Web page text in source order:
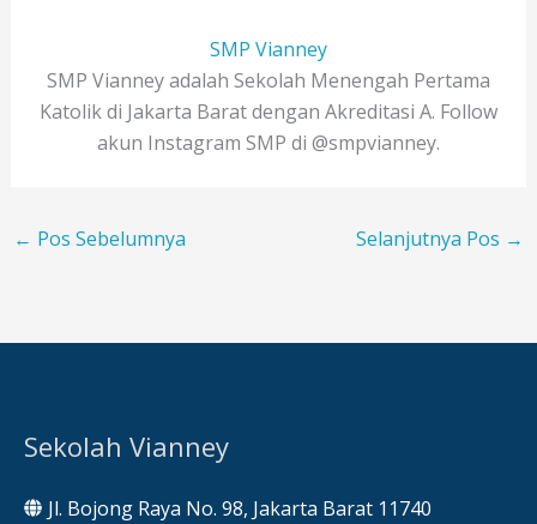
SMP Vianney
SMP Vianney adalah Sekolah Menengah Pertama
Katolik di Jakarta Barat dengan Akreditasi A. Follow
akun Instagram SMP di @smpvianney.
← Pos Sebelumnya Selanjutnya Pos →
Sekolah Vianney
Jl. Bojong Raya No. 98, Jakarta Barat 11740